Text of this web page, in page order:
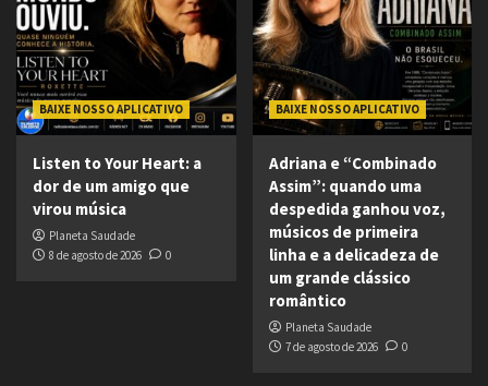
BAIXE NOSSO APLICATIVO
Listen to Your Heart: a
dor de um amigo que
virou música
Planeta Saudade
8 de agosto de 2026
0
BAIXE NOSSO APLICATIVO
Adriana e “Combinado
Assim”: quando uma
despedida ganhou voz,
músicos de primeira
linha e a delicadeza de
um grande clássico
romântico
Planeta Saudade
7 de agosto de 2026
0